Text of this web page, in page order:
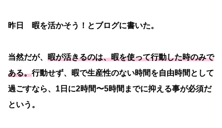
昨日 暇を活かそう！とブログに書いた。
当然だが、 暇が活きるのは、暇を使って行動した時のみで
ある。行動せず、暇で生産性のない時間を自由時間として
過ごすなら、1日に2時間〜5時間までに抑える事が必須だ
という。